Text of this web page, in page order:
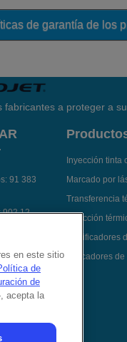
de garantía de los
fabricantes a proteger a
91 383
902 12
Inyección tinta
Marcado por
Transferencia
Inyección
Codificadores
Aplicadores
en este sitio
de
de
acepta la